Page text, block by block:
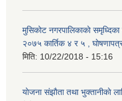
मुसिकाेट नगरपालिकाकाे
२०७५ कार्तिक ४ र ५ ,
मिति: 10/22/2018 - 15:16
याेजना संझाैता तथा भुक्तानीकाे